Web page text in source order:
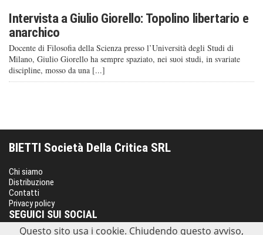
Intervista a Giulio Giorello: Topolino libertario e
anarchico
Docente di Filosofia della Scienza presso l’Università degli Studi di
Milano, Giulio Giorello ha sempre spaziato, nei suoi studi, in svariate
discipline, mosso da una [...]
BIETTI Società Della Critica SRL
Chi siamo
Distribuzione
Contatti
Privacy policy
SEGUICI SUI SOCIAL
Questo sito usa i cookie. Chiudendo questo avviso,